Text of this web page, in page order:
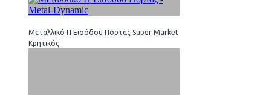
Μεταλλικό Π Εισόδου Πόρτας Super Market
Κρητικός